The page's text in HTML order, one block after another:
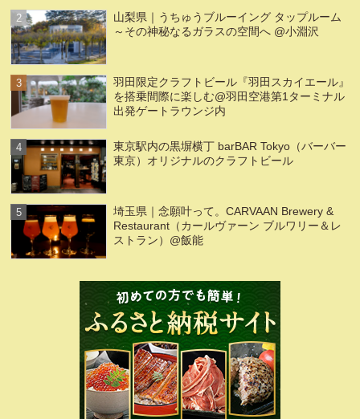
山梨県｜うちゅうブルーイング タップルーム
～その神秘なるガラスの空間へ @小淵沢
羽田限定クラフトビール『羽田スカイエール』
を搭乗間際に楽しむ@羽田空港第1ターミナル
出発ゲートラウンジ内
東京駅内の黒塀横丁 barBAR Tokyo（バーバー
東京）オリジナルのクラフトビール
埼玉県｜念願叶って。CARVAAN Brewery &
Restaurant（カールヴァーン ブルワリー＆レ
ストラン）@飯能